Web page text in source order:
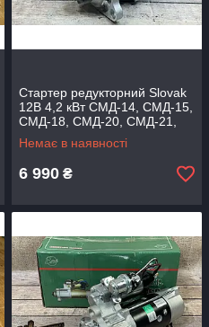
Стартер редукторний Slovak
12В 4,2 кВт СМД-14, СМД-15,
СМД-18, СМД-20, СМД-21,
СМД-22, СМД-24
Немає в наявності
6 990 ₴